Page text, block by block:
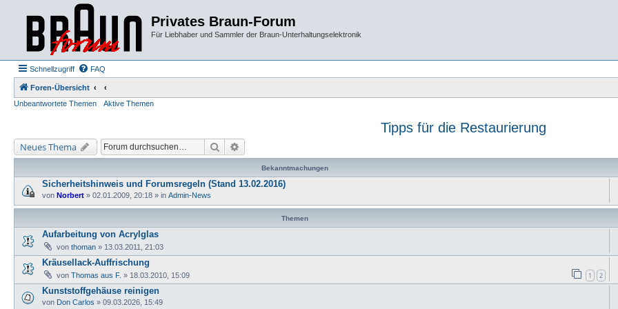
Privates Braun-Forum
Für Liebhaber und Sammler der Braun-Unterhaltungselektronik
Schnellzugriff FAQ
Foren-Übersicht
Unbeantwortete Themen
Aktive Themen
Tipps für die Restaurierung
Neues Thema Suche
Bekanntmachungen
Sicherheitshinweis und Forumsregeln (Stand 13.02.2016)
von Norbert » 02.01.2009, 20:18 » in Admin-News
Themen
Aufarbeitung von Acrylglas
von thoman » 13.03.2011, 21:03
Kräusellack-Auffrischung
von Thomas aus F. » 18.03.2010, 15:09 1 2
Kunststoffgehäuse reinigen
von Don Carlos » 09.03.2026, 15:49